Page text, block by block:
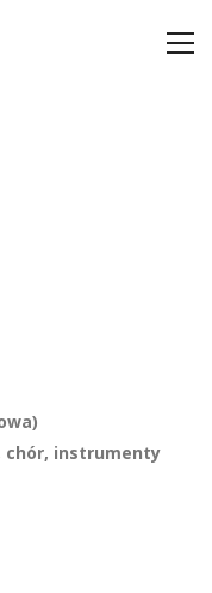
chór, instrumenty